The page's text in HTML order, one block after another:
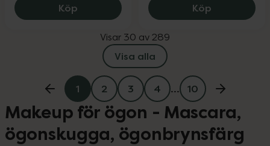
Köp IsaDora High Imp Length Lift 01, 118 kr.
Köp Depend
Visar 30 av 289
Visa alla
1 2 3 4 … 10
Makeup för ögon - Mascara,
ögonskugga, ögonbrynsfärg